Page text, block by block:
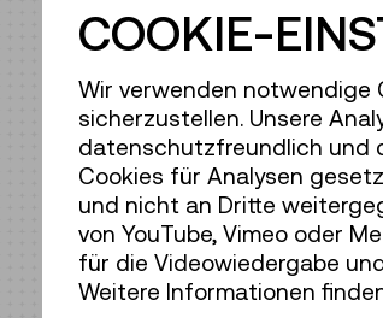
wurden.
Effizienz
vier
von
stets von
Titels
Dieser
und bringt
aufs
COOKIE-
Wir verwenden notwendige
sicherzustellen. Unsere
datenschutzfreundlich und
Cookies für Analysen
und nicht an Dritte
von YouTube, Vimeo oder
für die Videowiedergabe
Weitere Informationen